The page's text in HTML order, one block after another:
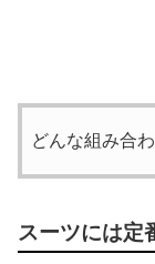
どんな組み合
スーツには定